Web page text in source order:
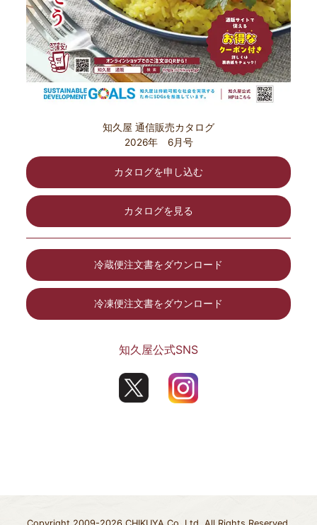
知久屋 通信販売カタログ
2026年 6月号
カタログを申し込む
カタログを見る
冷蔵便注文書をダウンロード
冷凍便注文書をダウンロード
知久屋公式SNS